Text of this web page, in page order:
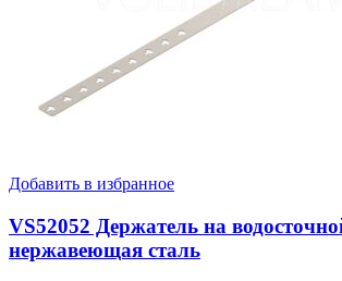
Добавить в избранное
VS52052 Держатель на
нержавеющая сталь